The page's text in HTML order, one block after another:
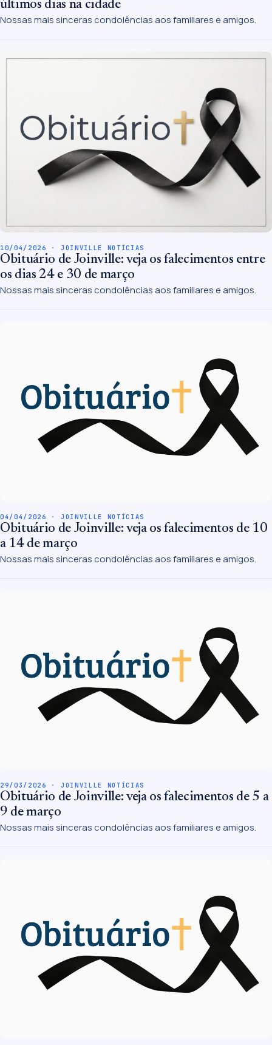
últimos dias na cidade
Nossas mais sinceras condolências aos familiares e amigos.
10/04/2026 · JOINVILLE NOTÍCIAS
Obituário de Joinville: veja os falecimentos entre
os dias 24 e 30 de março
Nossas mais sinceras condolências aos familiares e amigos.
04/04/2026 · JOINVILLE NOTÍCIAS
Obituário de Joinville: veja os falecimentos de 10
a 14 de março
Nossas mais sinceras condolências aos familiares e amigos.
29/03/2026 · JOINVILLE NOTÍCIAS
Obituário de Joinville: veja os falecimentos de 5 a
9 de março
Nossas mais sinceras condolências aos familiares e amigos.